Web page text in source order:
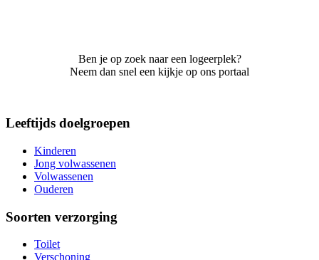
Ben je op zoek naar een logeerplek?
Neem dan snel een kijkje op ons portaal
Leeftijds doelgroepen
Kinderen
Jong volwassenen
Volwassenen
Ouderen
Soorten verzorging
Toilet
Verschoning